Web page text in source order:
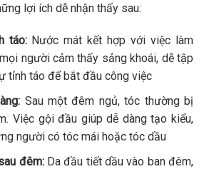
lợi ích dễ nhận thấy sau:
táo:Nước mát kết hợp với việc làm
người cảm thấy sảng khoái, dễ tập
tỉnh táo để bắt đầu công việc
Sau một đêm ngủ, tóc thường bị
Việc gội đầu giúp dễ dàng tạo kiểu,
người có tóc mái hoặc tóc dầu
đêm:Da đầu tiết dầu vào ban đêm,